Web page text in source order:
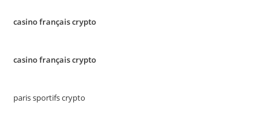
casino français crypto
casino français crypto
paris sportifs crypto